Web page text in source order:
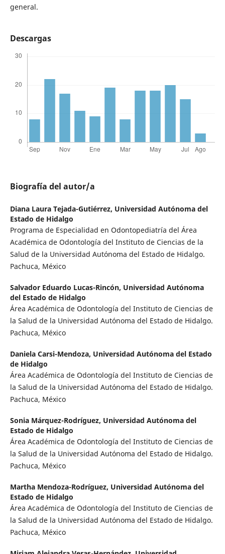
general.
Descargas
Biografía del autor/a
Diana Laura Tejada-Gutiérrez, Universidad Autónoma del
Estado de Hidalgo
Programa de Especialidad en Odontopediatría del Área
Académica de Odontología del Instituto de Ciencias de la
Salud de la Universidad Autónoma del Estado de Hidalgo.
Pachuca, México
Salvador Eduardo Lucas-Rincón, Universidad Autónoma
del Estado de Hidalgo
Área Académica de Odontología del Instituto de Ciencias de
la Salud de la Universidad Autónoma del Estado de Hidalgo.
Pachuca, México
Daniela Carsi-Mendoza, Universidad Autónoma del Estado
de Hidalgo
Área Académica de Odontología del Instituto de Ciencias de
la Salud de la Universidad Autónoma del Estado de Hidalgo.
Pachuca, México
Sonia Márquez-Rodríguez, Universidad Autónoma del
Estado de Hidalgo
Área Académica de Odontología del Instituto de Ciencias de
la Salud de la Universidad Autónoma del Estado de Hidalgo.
Pachuca, México
Martha Mendoza-Rodríguez, Universidad Autónoma del
Estado de Hidalgo
Área Académica de Odontología del Instituto de Ciencias de
la Salud de la Universidad Autónoma del Estado de Hidalgo.
Pachuca, México